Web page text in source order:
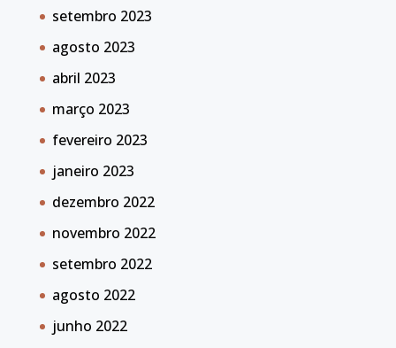
setembro 2023
agosto 2023
abril 2023
março 2023
fevereiro 2023
janeiro 2023
dezembro 2022
novembro 2022
setembro 2022
agosto 2022
junho 2022